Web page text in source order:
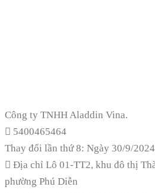
Công ty TNHH Aladdin Vina.
5400465464
Thay đổi lần thứ 8: Ngày 30/9/2024
Địa chỉ Lô 01-TT2, khu đô thị
phường Phú Diễn